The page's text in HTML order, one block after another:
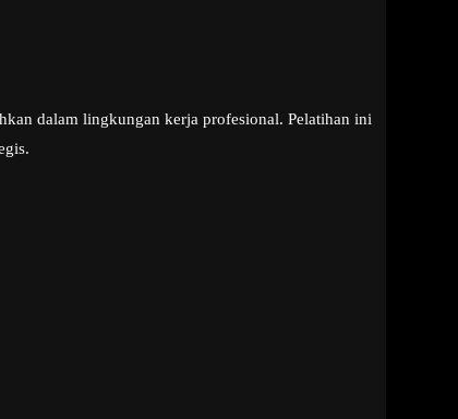
dalam lingkungan kerja profesional. Pelatihan ini